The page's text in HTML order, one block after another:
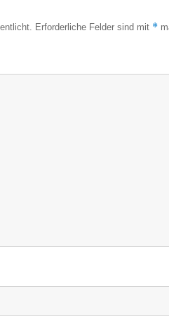
Erforderliche Felder sind mit *